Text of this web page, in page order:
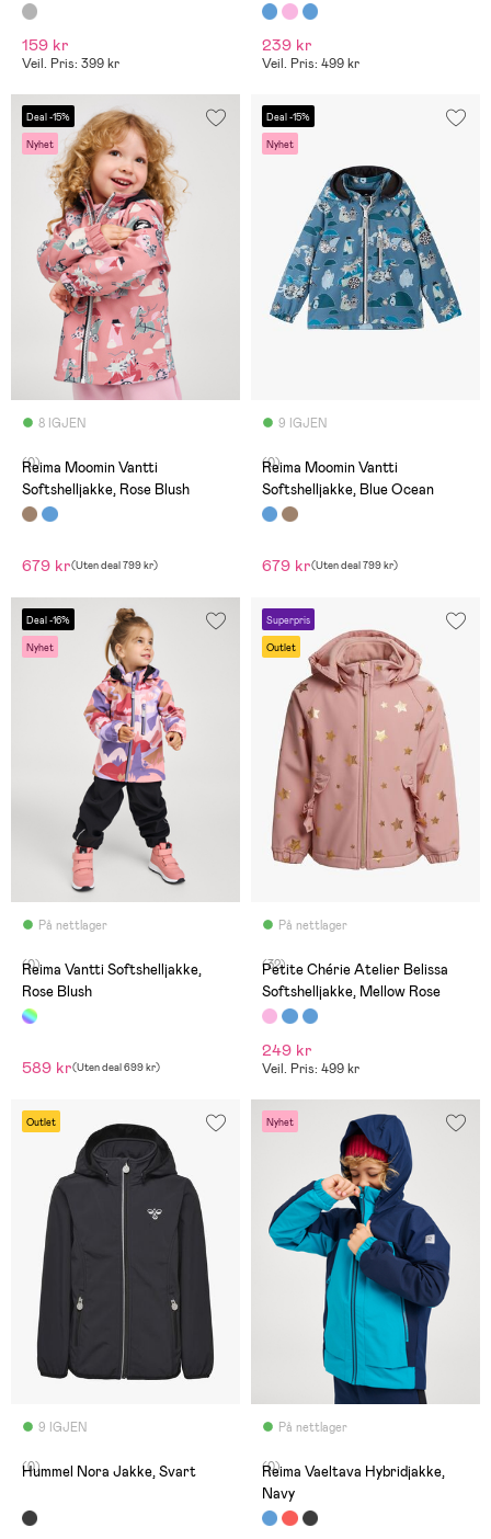
159 kr
Veil. Pris: 399 kr
239 kr
Veil. Pris: 499 kr
Deal -15%
Nyhet
8 IGJEN
(0)
Reima Moomin Vantti
Softshelljakke, Rose Blush
679 kr(Uten deal799 kr)
Deal -15%
Nyhet
9 IGJEN
(0)
Reima Moomin Vantti
Softshelljakke, Blue Ocean
679 kr(Uten deal799 kr)
Deal -16%
Nyhet
På nettlager
(0)
Reima Vantti Softshelljakke,
Rose Blush
589 kr(Uten deal699 kr)
Superpris
Outlet
På nettlager
(32)
Petite Chérie Atelier Belissa
Softshelljakke, Mellow Rose
249 kr
Veil. Pris: 499 kr
Outlet
9 IGJEN
(0)
Hummel Nora Jakke, Svart
Nyhet
På nettlager
(0)
Reima Vaeltava Hybridjakke,
Navy